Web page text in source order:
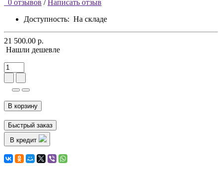
0 отзывов / Написать отзыв
Доступность: На складе
21 500.00 р.
Нашли дешевле
В корзину
Быстрый заказ
В кредит